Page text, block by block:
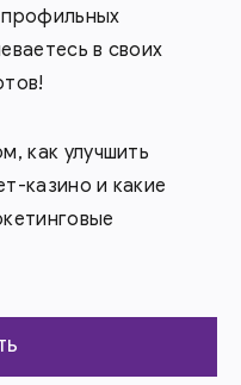
профильных
в своих
как улучшить
казино и какие